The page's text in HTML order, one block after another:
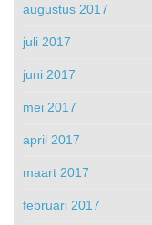
augustus 2017
juli 2017
juni 2017
mei 2017
april 2017
maart 2017
februari 2017